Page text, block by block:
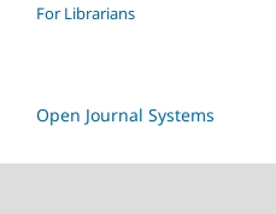
For Librarians
Open Journal Systems